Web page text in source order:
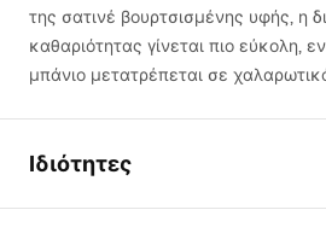
της σατινέ βουρτσισμένης υφής, η
καθαριότητας γίνεται πιο εύκολη,
μπάνιο μετατρέπεται σε
Ιδιότητες